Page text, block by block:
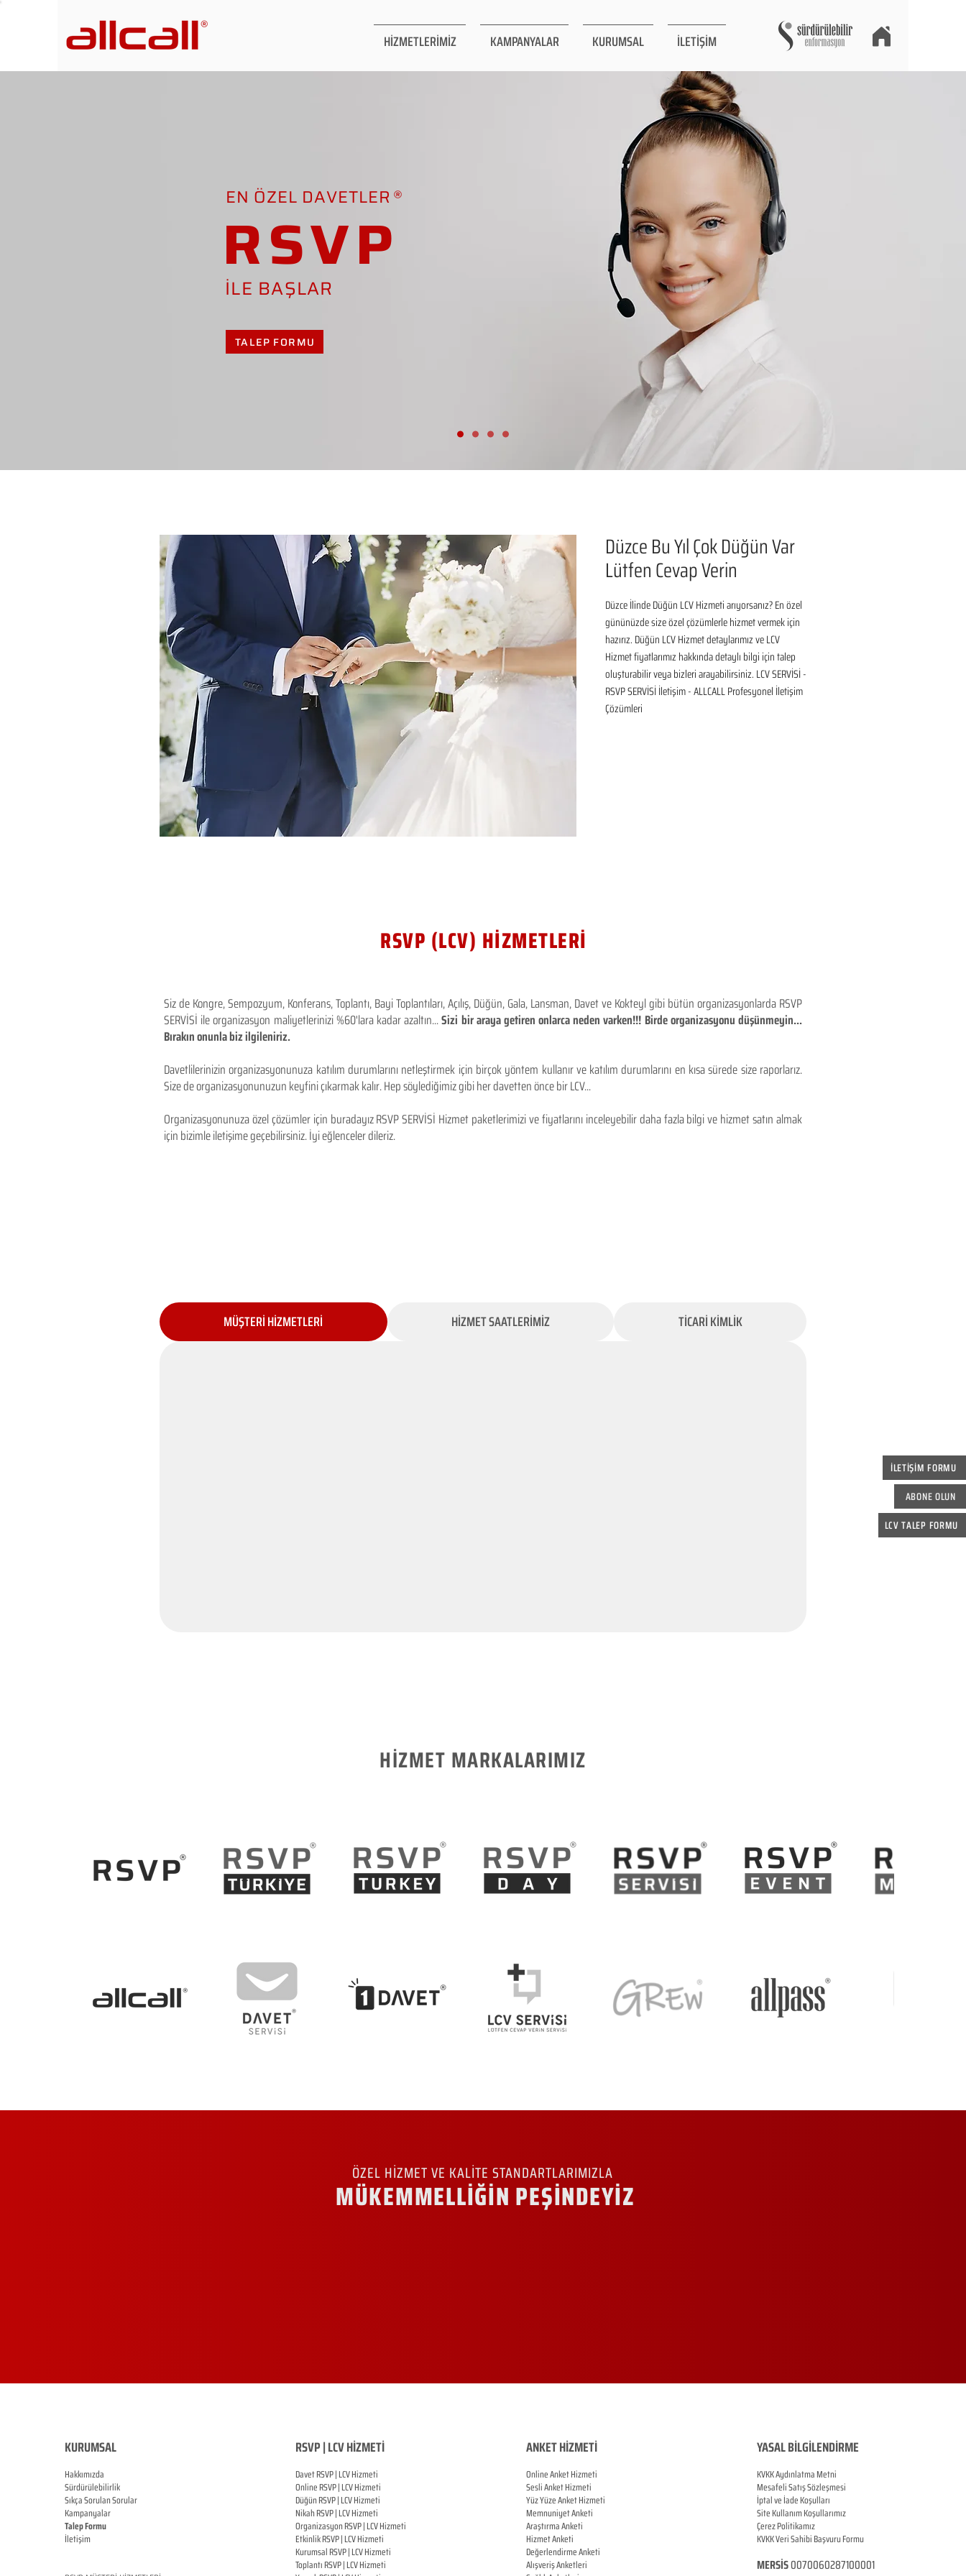
HİZMETLERİMİZ KAMPANYALAR KURUMSAL İLETİŞİM
İLETİŞİM FORMU
ABONE OLUN
LCV TALEP FORMU
EN ÖZEL DAVETLER
RSVP
İLE BAŞLAR
TALEP FORMU
Düzce Bu Yıl Çok Düğün Var
Lütfen Cevap Verin
Düzce İlinde Düğün LCV Hizmeti arıyorsanız? En özel
gününüzde size özel çözümlerle hizmet vermek için
hazırız. Düğün LCV Hizmet detaylarımız ve LCV
Hizmet fiyatlarımız hakkında detaylı bilgi için talep
oluşturabilir veya bizleri arayabilirsiniz. LCV SERVİSİ -
RSVP SERVİSİ İletişim - ALLCALL Profesyonel İletişim
Çözümleri
RSVP (LCV) HİZMETLERİ
Siz de Kongre, Sempozyum, Konferans, Toplantı, Bayi Toplantıları, Açılış, Düğün, Gala, Lansman, Davet ve Kokteyl gibi bütün organizasyonlarda RSVP
SERVİSİ ile organizasyon maliyetlerinizi %60'lara kadar azaltın...Sizi bir araya getiren onlarca neden varken!!! Birde organizasyonu düşünmeyin...
Bırakın onunla biz ilgileniriz.
Davetlilerinizin organizasyonunuza katılım durumlarını netleştirmek için birçok yöntem kullanır ve katılım durumlarını en kısa sürede size raporlarız.
Size de organizasyonunuzun keyfini çıkarmak kalır. Hep söylediğimiz gibi her davetten önce bir LCV...
Organizasyonunuza özel çözümler için buradayız RSVP SERVİSİ Hizmet paketlerimizi ve fiyatlarını inceleyebilir daha fazla bilgi ve hizmet satın almak
için bizimle iletişime geçebilirsiniz. İyi eğlenceler dileriz.
MÜŞTERİ HİZMETLERİ HİZMET SAATLERİMİZ TİCARİ KİMLİK
HİZMET MARKALARIMIZ
ÖZEL HİZMET VE KALİTE STANDARTLARIMIZLA
MÜKEMMELLİĞİN PEŞİNDEYİZ
KURUMSAL
Hakkımızda
Sürdürülebilirlik
Sıkça Sorulan Sorular
Kampanyalar
Talep Formu
İletişim
RSVP | LCV HİZMETİ
Davet RSVP | LCV Hizmeti
OnlineRSVP |LCV Hizmeti
DüğünRSVP |LCV Hizmeti
NikahRSVP |LCV Hizmeti
OrganizasyonRSVP |LCV Hizmeti
EtkinlikRSVP |LCV Hizmeti
KurumsalRSVP |LCV Hizmeti
ToplantıRSVP |LCV Hizmeti
ANKET HİZMETİ
Online Anket Hizmeti
Sesli Anket Hizmeti
Yüz Yüze Anket Hizmeti
Memnuniyet Anketi
Araştırma Anketi
Hizmet Anketi
Değerlendirme Anketi
Alışveriş Anketleri
YASAL BİLGİLENDİRME
KVKK Aydınlatma Metni
Mesafeli Satış Sözleşmesi
İptal ve İade Koşulları
Site Kullanım Koşullarımız
Çerez Politikamız
KVKK Veri Sahibi Başvuru Formu
MERSİS0070060287100001